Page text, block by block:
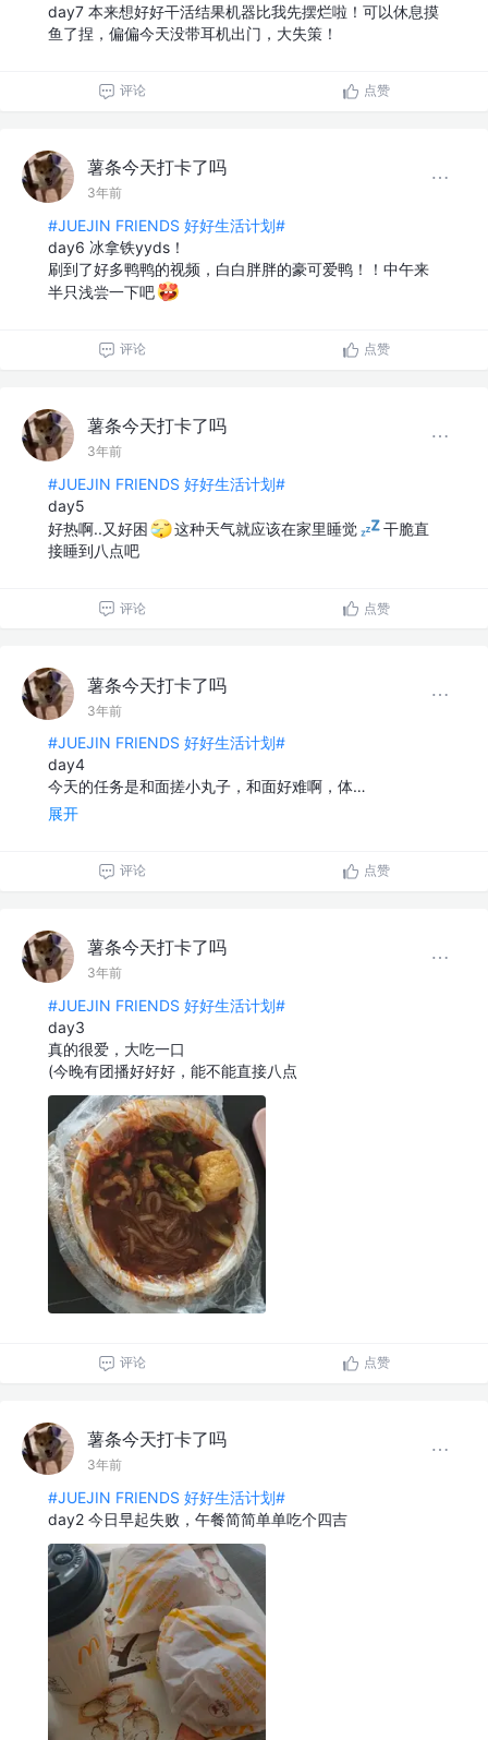
day7 本来想好好干活结果机器比我先摆烂啦！可以休息摸
鱼了捏，偏偏今天没带耳机出门，大失策！
评论 点赞
薯条今天打卡了吗
3年前
#JUEJIN FRIENDS 好好生活计划#
day6 冰拿铁yyds！
刷到了好多鸭鸭的视频，白白胖胖的豪可爱鸭！！中午来
半只浅尝一下吧
评论 点赞
薯条今天打卡了吗
3年前
#JUEJIN FRIENDS 好好生活计划#
day5
好热啊..又好困
这种天气就应该在家里睡觉
干脆直
接睡到八点吧
评论 点赞
薯条今天打卡了吗
3年前
#JUEJIN FRIENDS 好好生活计划#
day4
今天的任务是和面搓小丸子，和面好难啊，体…
展开
评论 点赞
薯条今天打卡了吗
3年前
#JUEJIN FRIENDS 好好生活计划#
day3
真的很爱，大吃一口
(今晚有团播好好好，能不能直接八点
评论 点赞
薯条今天打卡了吗
3年前
#JUEJIN FRIENDS 好好生活计划#
day2 今日早起失败，午餐简简单单吃个四吉